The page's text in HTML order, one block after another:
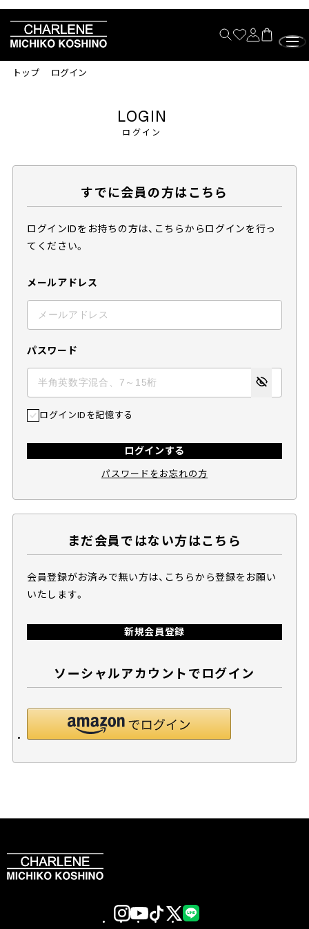
トップ ログイン
ログイン
LOGIN
すでに会員の方はこちら
ログインIDをお持ちの方は、こちらからログインを行っ
てください。
メールアドレス
パスワード
ログインIDを記憶する
ログインする
パスワードをお忘れの方
まだ会員ではない方はこちら
会員登録がお済みで無い方は、こちらから登録をお願い
いたします。
新規会員登録
ソーシャルアカウントでログイン